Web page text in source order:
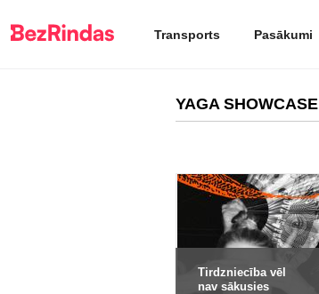
Transports Pasākumi
YAGA SHOWCASE
Tirdzniecība vēl
nav sākusies